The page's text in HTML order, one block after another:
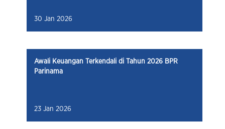
30 Jan 2026
Awali Keuangan Terkendali di Tahun 2026 BPR
Parinama
23 Jan 2026